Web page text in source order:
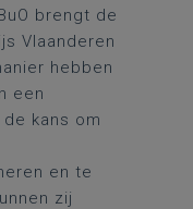
brengt de
Vlaanderen
hebben
een
kans om
en te
zij